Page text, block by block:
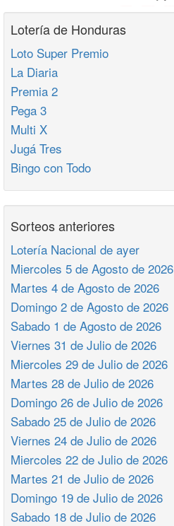
Lotería de Honduras
Loto Super Premio
La Diaria
Premia 2
Pega 3
Multi X
Jugá Tres
Bingo con Todo
Sorteos anteriores
Lotería Nacional de ayer
Miercoles 5 de Agosto de 2026
Martes 4 de Agosto de 2026
Domingo 2 de Agosto de 2026
Sabado 1 de Agosto de 2026
Viernes 31 de Julio de 2026
Miercoles 29 de Julio de 2026
Martes 28 de Julio de 2026
Domingo 26 de Julio de 2026
Sabado 25 de Julio de 2026
Viernes 24 de Julio de 2026
Miercoles 22 de Julio de 2026
Martes 21 de Julio de 2026
Domingo 19 de Julio de 2026
Sabado 18 de Julio de 2026